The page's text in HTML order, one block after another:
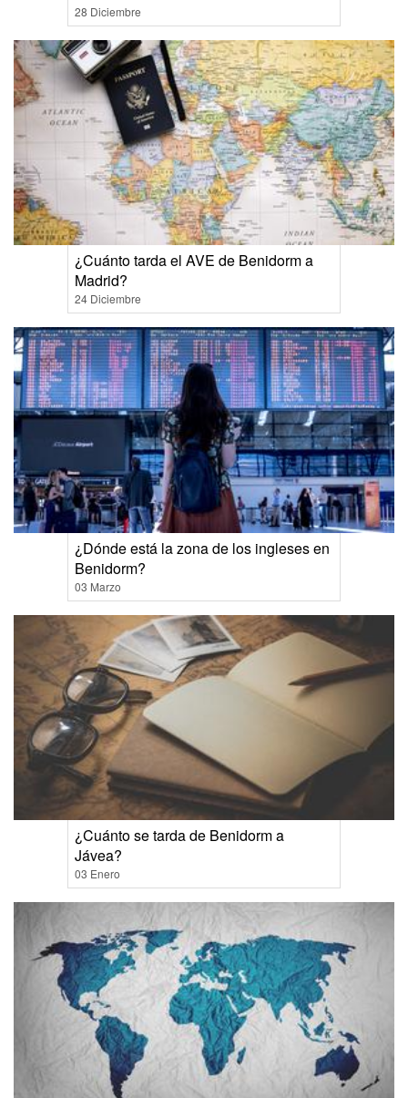
28 Diciembre
¿Cuánto tarda el AVE de Benidorm a
Madrid?
24 Diciembre
¿Dónde está la zona de los ingleses en
Benidorm?
03 Marzo
¿Cuánto se tarda de Benidorm a
Jávea?
03 Enero